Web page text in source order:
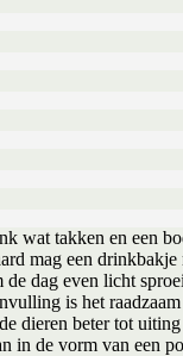
wat takken en een
mag een
dag even licht
is het
dieren beter tot
in de vorm van een